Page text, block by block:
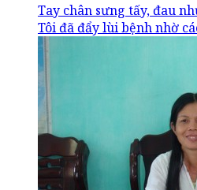
Tay chân sưng tấy, đau
Tôi đã đẩy lùi bệnh nhờ